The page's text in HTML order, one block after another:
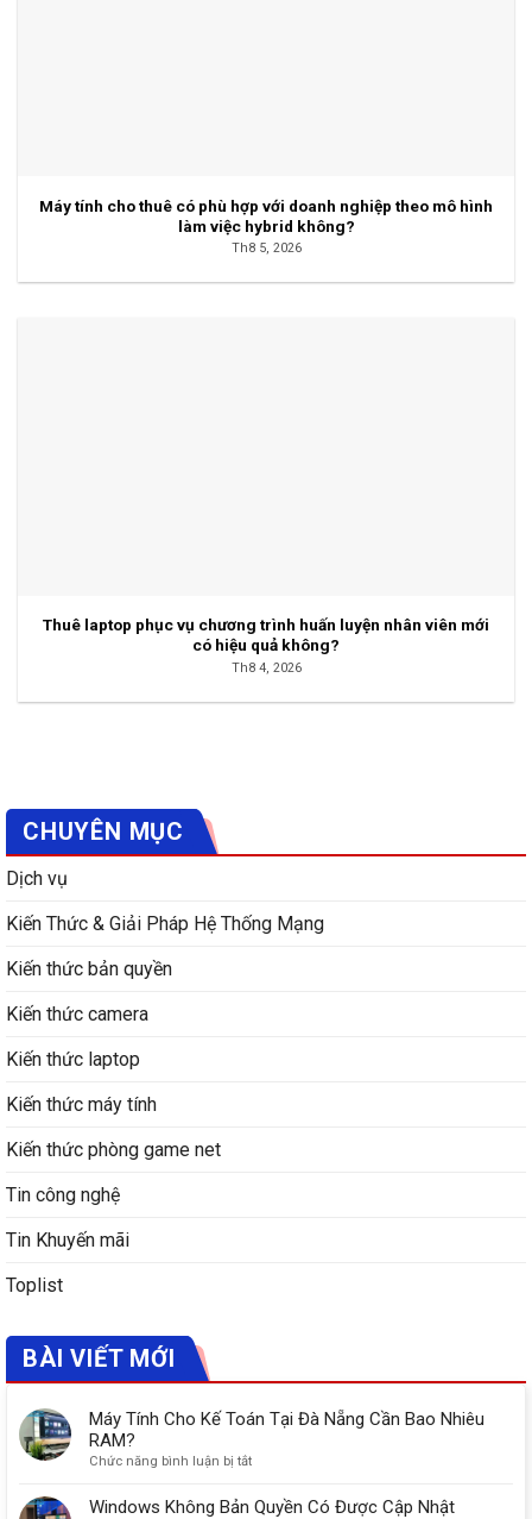
Máy tính cho thuê có phù hợp với doanh nghiệp theo mô hình
làm việc hybrid không?
Th8 5, 2026
Thuê laptop phục vụ chương trình huấn luyện nhân viên mới
có hiệu quả không?
Th8 4, 2026
CHUYÊN MỤC
Dịch vụ
Kiến Thức & Giải Pháp Hệ Thống Mạng
Kiến thức bản quyền
Kiến thức camera
Kiến thức laptop
Kiến thức máy tính
Kiến thức phòng game net
Tin công nghệ
Tin Khuyến mãi
Toplist
BÀI VIẾT MỚI
Máy Tính Cho Kế Toán Tại Đà Nẵng Cần Bao Nhiêu
RAM?
Chức năng bình luận bị tắtở
Tính
Windows Không Bản Quyền Có Được Cập Nhật